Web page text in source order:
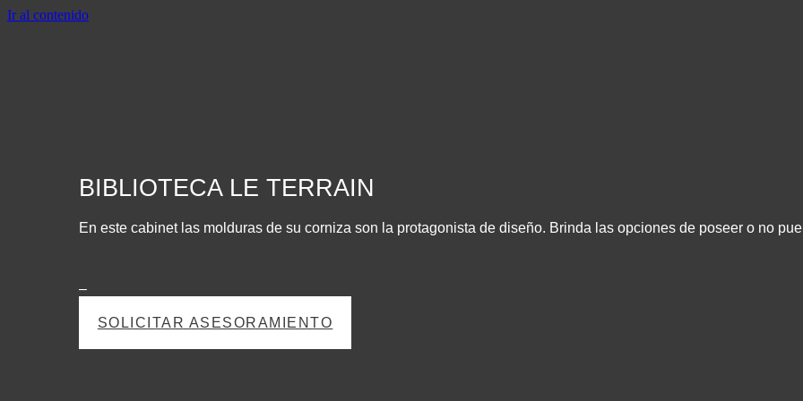
Ir al contenido
BIBLIOTECA LE TERRAIN
En este cabinet las molduras de su corniza son la protagonista de diseño. Brinda las opciones de poseer o no
–
SOLICITAR ASESORAMIENTO